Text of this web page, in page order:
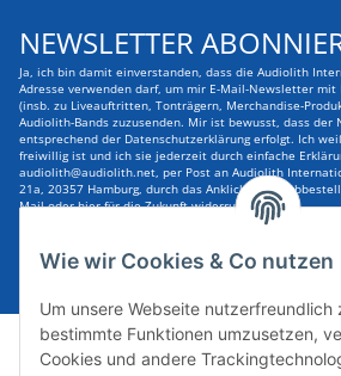
Wie wir Cookies & Co nutzen
Um unsere Webseite nutzerfreundlich
bestimmte Funktionen umzusetzen,
Cookies und andere
NEWSLETTER
Ja, ich bin damit einverstanden, dass die Audiolith
Adresse verwenden darf, um mir E-Mail-Newsletter
(insb. zu Liveauftritten, Tonträgern, Merchandise-
Audiolith-Bands zuzusenden. Mir ist bewusst, dass der
entsprechend der Datenschutzerklärung erfolgt. Ich
freiwillig ist und ich sie jederzeit durch einfache
audiolith@audiolith.net, per Post an Audiolith
21a, 20357 Hamburg, durch das Anklicken des
Mail oder hier für die Zukunft widerrufen kann.